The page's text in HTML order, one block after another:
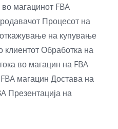
магацинот FBA
Процесот на
на купување
клиентотОбработка на
во магацин на FBA
магацин Достава на
Презентација на